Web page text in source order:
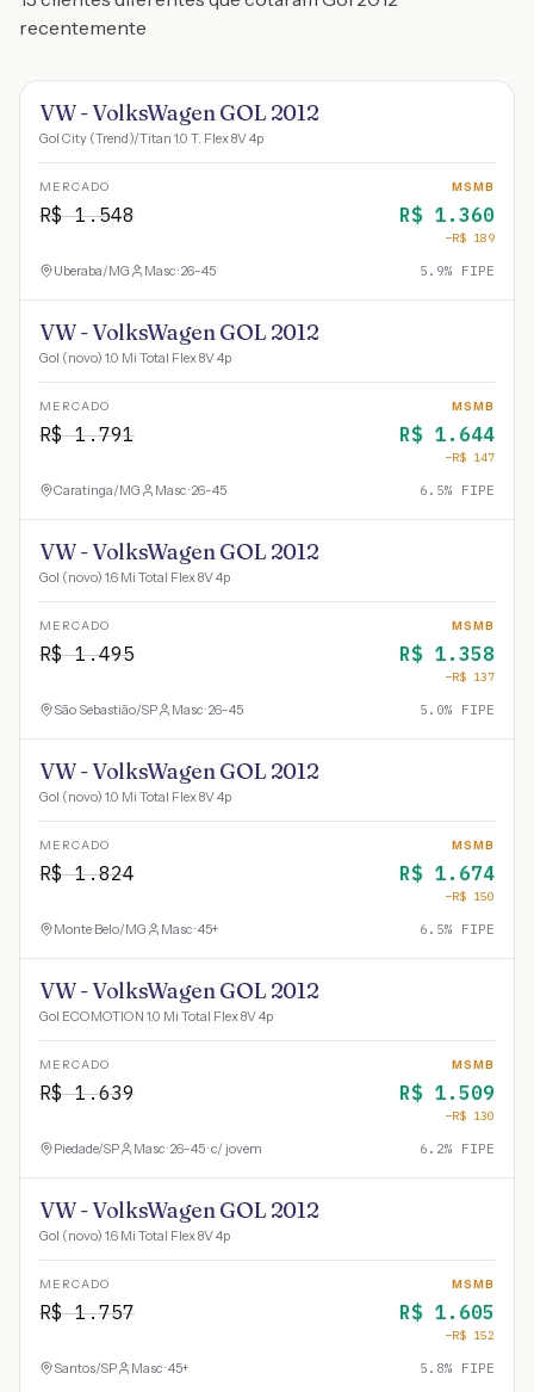
recentemente
VW - VolksWagen GOL 2012
Gol City (Trend)/Titan 1.0 T. Flex 8V 4p
MERCADO
R$1.548
MSMB
R$ 1.360
−R$ 189
Uberaba/MG Masc · 26-45 5.9% FIPE
VW - VolksWagen GOL 2012
Gol (novo) 1.0 Mi Total Flex 8V 4p
MERCADO
R$1.791
MSMB
R$ 1.644
−R$ 147
Caratinga/MG Masc · 26-45 6.5% FIPE
VW - VolksWagen GOL 2012
Gol (novo) 1.6 Mi Total Flex 8V 4p
MERCADO
R$1.495
MSMB
R$ 1.358
−R$ 137
São Sebastião/SP Masc · 26-45 5.0% FIPE
VW - VolksWagen GOL 2012
Gol (novo) 1.0 Mi Total Flex 8V 4p
MERCADO
R$1.824
MSMB
R$ 1.674
−R$ 150
Monte Belo/MG Masc · 45+ 6.5% FIPE
VW - VolksWagen GOL 2012
Gol ECOMOTION 1.0 Mi Total Flex 8V 4p
MERCADO
R$1.639
MSMB
R$ 1.509
−R$ 130
Piedade/SP Masc · 26-45 · c/ jovem 6.2% FIPE
VW - VolksWagen GOL 2012
Gol (novo) 1.6 Mi Total Flex 8V 4p
MERCADO
R$1.757
MSMB
R$ 1.605
−R$ 152
Santos/SP Masc · 45+ 5.8% FIPE